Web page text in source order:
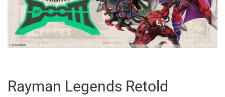
Rayman Legends Retold